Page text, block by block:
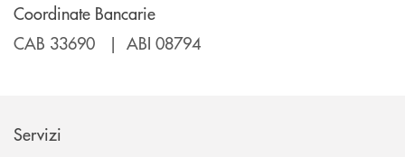
Coordinate Bancarie
CAB 33690 | ABI 08794
Servizi